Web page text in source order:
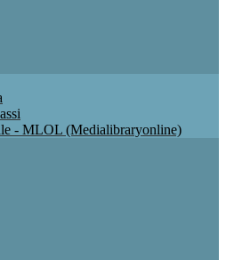
- MLOL (Medialibraryonline)